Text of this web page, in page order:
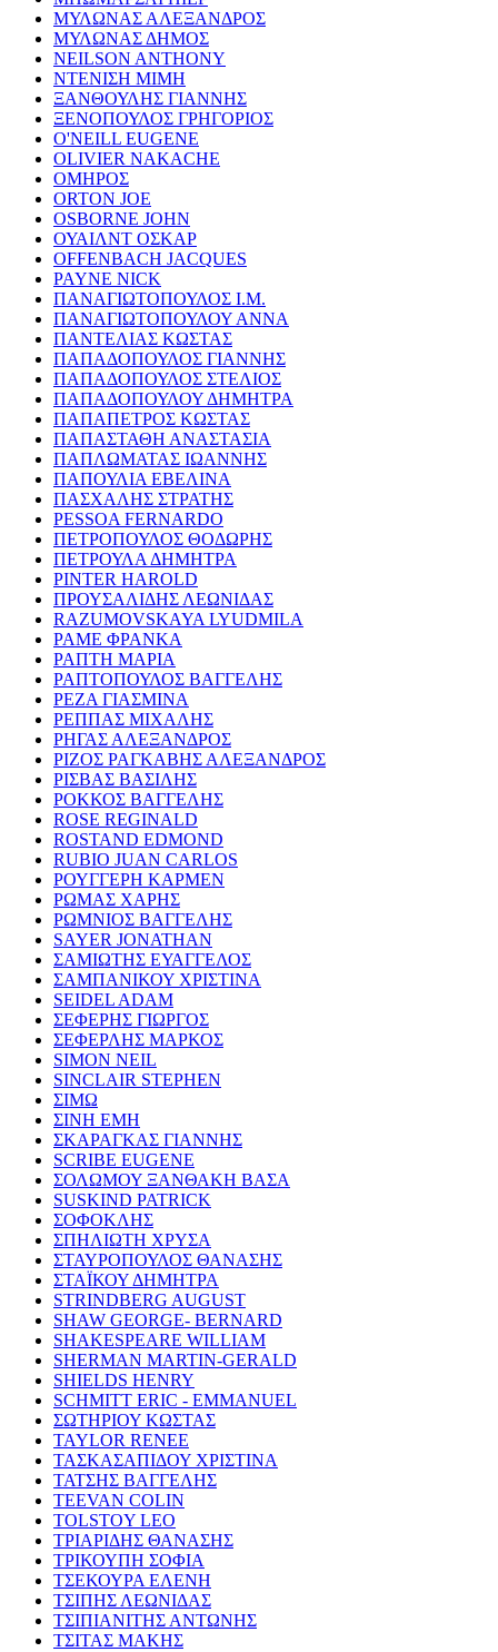
ΜΥΛΩΝΑΣ ΑΛΕΞΑΝΔΡΟΣ
ΜΥΛΩΝΑΣ ΔΗΜΟΣ
NEILSON ANTHONY
ΝΤΕΝΙΣΗ ΜΙΜΗ
ΞΑΝΘΟΥΛΗΣ ΓΙΑΝΝΗΣ
ΞΕΝΟΠΟΥΛΟΣ ΓΡΗΓΟΡΙΟΣ
O'NEILL EUGENE
OLIVIER NAKACHE
ΟΜΗΡΟΣ
ORTON JOE
OSBORNE JOHN
ΟΥΑΙΛΝΤ ΟΣΚΑΡ
OFFENBACH JACQUES
PAYNE NICK
ΠΑΝΑΓΙΩΤΟΠΟΥΛΟΣ Ι.Μ.
ΠΑΝΑΓΙΩΤΟΠΟΥΛΟΥ ΑΝΝΑ
ΠΑΝΤΕΛΙΑΣ ΚΩΣΤΑΣ
ΠΑΠΑΔΟΠΟΥΛΟΣ ΓΙΑΝΝΗΣ
ΠΑΠΑΔΟΠΟΥΛΟΣ ΣΤΕΛΙΟΣ
ΠΑΠΑΔΟΠΟΥΛΟΥ ΔΗΜΗΤΡΑ
ΠΑΠΑΠΕΤΡΟΣ ΚΩΣΤΑΣ
ΠΑΠΑΣΤΑΘΗ ΑΝΑΣΤΑΣΙΑ
ΠΑΠΛΩΜΑΤΑΣ ΙΩΑΝΝΗΣ
ΠΑΠΟΥΛΙΑ ΕΒΕΛΙΝΑ
ΠΑΣΧΑΛΗΣ ΣΤΡΑΤΗΣ
PESSOA FERNARDO
ΠΕΤΡΟΠΟΥΛΟΣ ΘΟΔΩΡΗΣ
ΠΕΤΡΟΥΛΑ ΔΗΜΗΤΡΑ
PINTER HAROLD
ΠΡΟΥΣΑΛΙΔΗΣ ΛΕΩΝΙΔΑΣ
RAZUMOVSKAYA LYUDMILA
ΡΑΜΕ ΦΡΑΝΚΑ
ΡΑΠΤΗ ΜΑΡΙΑ
ΡΑΠΤΟΠΟΥΛΟΣ ΒΑΓΓΕΛΗΣ
ΡΕΖΑ ΓΙΑΣΜΙΝΑ
ΡΕΠΠΑΣ ΜΙΧΑΛΗΣ
ΡΗΓΑΣ ΑΛΕΞΑΝΔΡΟΣ
ΡΙΖΟΣ ΡΑΓΚΑΒΗΣ ΑΛΕΞΑΝΔΡΟΣ
ΡΙΣΒΑΣ ΒΑΣΙΛΗΣ
ΡΟΚΚΟΣ ΒΑΓΓΕΛΗΣ
ROSE REGINALD
ROSTAND EDMOND
RUBIO JUAN CARLOS
ΡΟΥΓΓΕΡΗ ΚΑΡΜΕΝ
ΡΩΜΑΣ ΧΑΡΗΣ
ΡΩΜΝΙΟΣ ΒΑΓΓΕΛΗΣ
SAYER JONATHAN
ΣΑΜΙΩΤΗΣ ΕΥΑΓΓΕΛΟΣ
ΣΑΜΠΑΝΙΚΟΥ ΧΡΙΣΤΙΝΑ
SEIDEL ADAM
ΣΕΦΕΡΗΣ ΓΙΩΡΓΟΣ
ΣΕΦΕΡΛΗΣ ΜΑΡΚΟΣ
SIMON NEIL
SINCLAIR STEPHEN
ΣΙΜΩ
ΣΙΝΗ ΕΜΗ
ΣΚΑΡΑΓΚΑΣ ΓΙΑΝΝΗΣ
SCRIBE EUGENE
ΣΟΛΩΜΟΥ ΞΑΝΘΑΚΗ ΒΑΣΑ
SUSKIND PATRICK
ΣΟΦΟΚΛΗΣ
ΣΠΗΛΙΩΤΗ ΧΡΥΣΑ
ΣΤΑΥΡΟΠΟΥΛΟΣ ΘΑΝΑΣΗΣ
ΣΤΑΪΚΟΥ ΔΗΜΗΤΡΑ
STRINDBERG AUGUST
SHAW GEORGE- BERNARD
SHAKESPEARE WILLIAM
SHERMAN MARTIN-GERALD
SHIELDS HENRY
SCHMITT ERIC - EMMANUEL
ΣΩΤΗΡΙΟΥ ΚΩΣΤΑΣ
TAYLOR RENEE
ΤΑΣΚΑΣΑΠΙΔΟΥ ΧΡΙΣΤΙΝΑ
ΤΑΤΣΗΣ ΒΑΓΓΕΛΗΣ
TEEVAN COLIN
TOLSTOY LEO
ΤΡΙΑΡΙΔΗΣ ΘΑΝΑΣΗΣ
ΤΡΙΚΟΥΠΗ ΣΟΦΙΑ
ΤΣΕΚΟΥΡΑ ΕΛΕΝΗ
ΤΣΙΠΗΣ ΛΕΩΝΙΔΑΣ
ΤΣΙΠΙΑΝΙΤΗΣ ΑΝΤΩΝΗΣ
ΤΣΙΤΑΣ ΜΑΚΗΣ